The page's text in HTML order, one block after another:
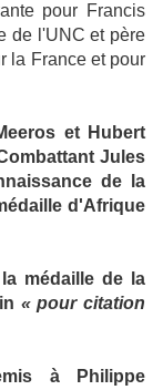
pour Francis
de l'UNC et père
la France et pour
et Hubert
Jules
de la
d'Afrique
médaille de la
« pour citation
à Philippe